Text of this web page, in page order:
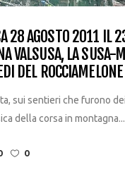
28 AGOSTO 2011 IL
VALSUSA, LA SUSA-
DEL ROCCIAMELONE
sui sentieri che furono
della corsa in montagna...
0